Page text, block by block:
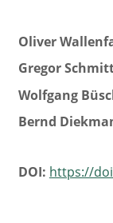
Oliver
Gregor
Wolfgang
Bernd
DOI: https://